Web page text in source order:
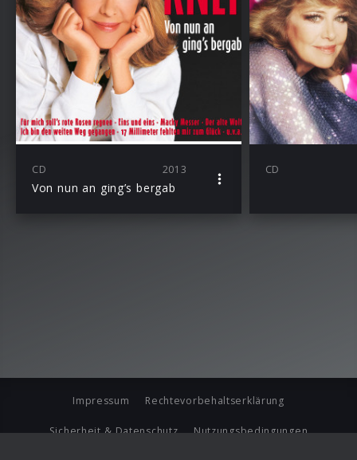
CD 2013
Von nun an ging’s bergab
CD
Impressum Rechtevorbehaltserklärung
Sicherheit & Datenschutz Nutzungsbedingungen